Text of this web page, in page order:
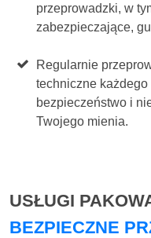
przeprowadzki, w
zabezpieczające,
Regularnie
techniczne
bezpieczeństwo i
Twojego mienia.
USŁUGI
BEZPIECZNE